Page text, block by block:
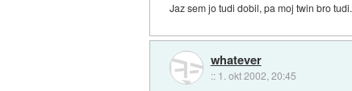
Jaz sem jo tudi dobil, pa moj twin bro tudi.
whatever
:: 1. okt 2002, 20:45